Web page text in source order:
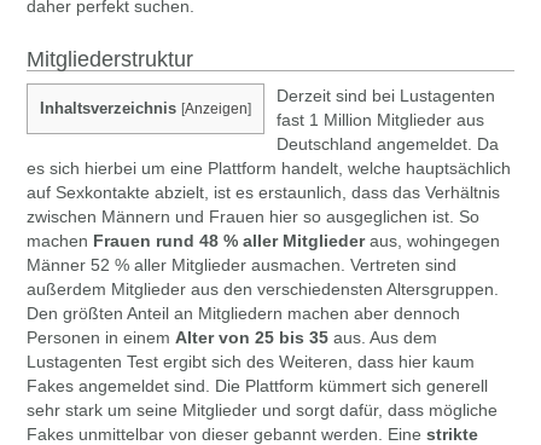
daher perfekt suchen.
Mitgliederstruktur
Inhaltsverzeichnis [Anzeigen]
Derzeit sind bei Lustagenten
fast 1 Million Mitglieder aus
Deutschland angemeldet. Da
es sich hierbei um eine Plattform handelt, welche hauptsächlich
auf Sexkontakte abzielt, ist es erstaunlich, dass das Verhältnis
zwischen Männern und Frauen hier so ausgeglichen ist. So
machen Frauen rund 48 % aller Mitgliederaus, wohingegen
Männer 52 % aller Mitglieder ausmachen. Vertreten sind
außerdem Mitglieder aus den verschiedensten Altersgruppen.
Den größten Anteil an Mitgliedern machen aber dennoch
Personen in einemAlter von 25 bis 35 aus. Aus dem
Lustagenten Test ergibt sich des Weiteren, dass hier kaum
Fakes angemeldet sind. Die Plattform kümmert sich generell
sehr stark um seine Mitglieder und sorgt dafür, dass mögliche
Fakes unmittelbar von dieser gebannt werden. Einestrikte